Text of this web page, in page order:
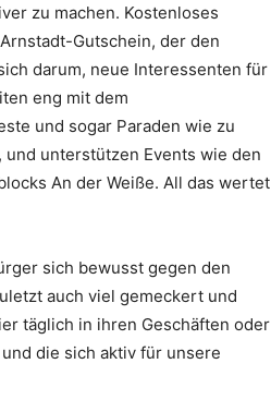
zu machen. Kostenloses
Gutschein, der den
darum, neue Interessenten für
eng mit dem
und sogar Paraden wie zu
unterstützen Events wie den
An der Weiße. All das wertet
sich bewusst gegen den
auch viel gemeckert und
täglich in ihren Geschäften oder
die sich aktiv für unsere